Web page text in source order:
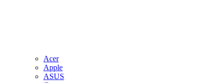
Acer
Apple
ASUS